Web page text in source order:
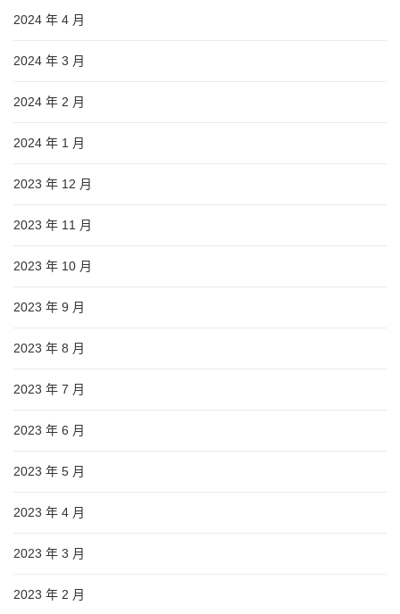
2024 年 4 月
2024 年 3 月
2024 年 2 月
2024 年 1 月
2023 年 12 月
2023 年 11 月
2023 年 10 月
2023 年 9 月
2023 年 8 月
2023 年 7 月
2023 年 6 月
2023 年 5 月
2023 年 4 月
2023 年 3 月
2023 年 2 月